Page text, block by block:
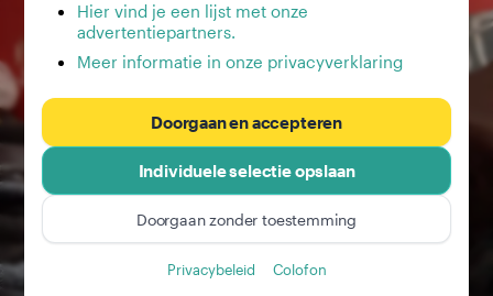
Hier vind je een lijst met onze
advertentiepartners.
Meer informatie in onze privacyverklaring
Doorgaan en accepteren
Individuele selectie opslaan
Doorgaan zonder toestemming
Privacybeleid Colofon